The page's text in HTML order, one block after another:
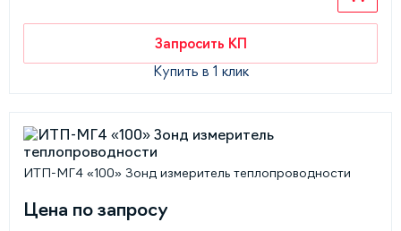
Запросить КП
Купить в 1 клик
ИТП-МГ4 «100» Зонд измеритель теплопроводности
Цена по запросу